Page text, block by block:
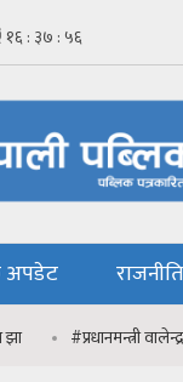
अपडेट राजनीति
झा #प्रधानमन्त्री